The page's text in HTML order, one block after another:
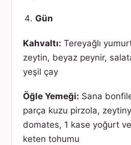
Gün
Kahvaltı: Tereyağlı
zeytin, beyaz peynir,
yeşil çay
Öğle Yemeği: Sana
parça kuzu pirzola,
domates, 1 kase yoğurt ve
keten tohumu